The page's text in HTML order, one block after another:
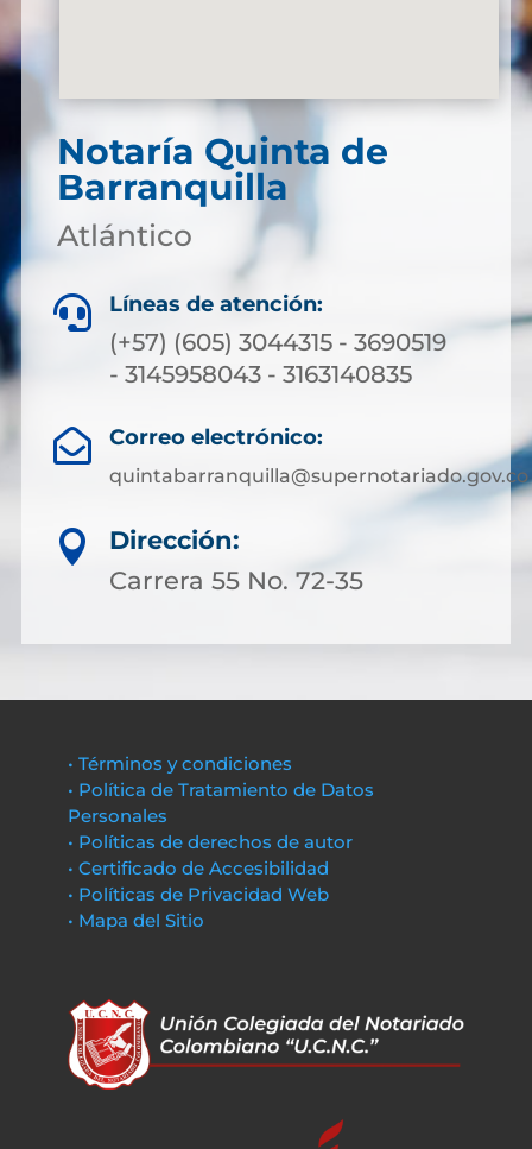
Notaría Quinta de
Barranquilla
Atlántico
 Líneas de atención:
(+57) (605) 3044315 - 3690519
- 3145958043 - 3163140835
 Correo electrónico:
quintabarranquilla@supernotariado.gov.co

Dirección:
Carrera 55 No. 72-35
• Términos y condiciones
• Política de Tratamiento de Datos
Personales
• Políticas de derechos de autor
• Certificado de Accesibilidad
• Políticas de Privacidad Web
• Mapa del Sitio